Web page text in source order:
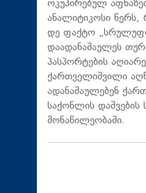
ოკუპირებულ
ანალიტიკოსი წერს,
დე ფაქტო
დაადანაშაულეს
პასპორტების
ქართველიშვილი
ადანაშაულებენ
საქონლის დაშვების
მონაწილეობაში.